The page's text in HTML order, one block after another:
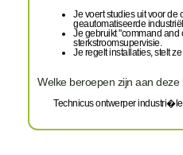
Je voert studies uit voor de
geautomatiseerde
Je gebruikt "command and
sterkstroomsupervisie.
Je regelt installaties, stelt
Welke beroepen zijn aan
Technicus ontwerper